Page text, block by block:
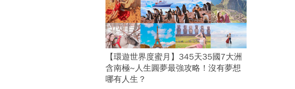
【環遊世界度蜜月】345天35國7大洲
含南極~人生圓夢最強攻略！沒有夢想
哪有人生？